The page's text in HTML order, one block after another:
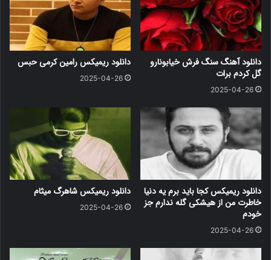
دانلود آهنگ سنگ فرش خیابونارو
گل کردم برات
2025-04-26
دانلود ریمیکس رامین کرمی حبس
2025-04-26
دانلود ریمیکس کجا باید برم یه دنیا
خاطرت من از هیشکی گله ندارم جز
خودم
2025-04-26
دانلود ریمیکس شاهرگ میثام
2025-04-26